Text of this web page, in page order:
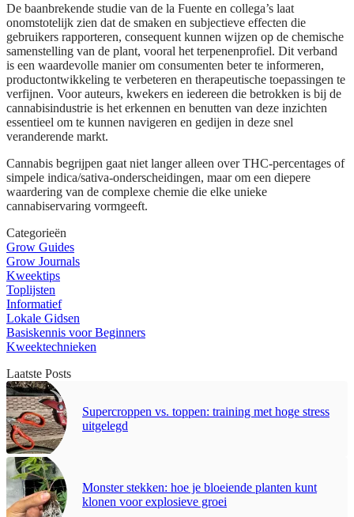
De baanbrekende studie van de la Fuente en collega’s laat
onomstotelijk zien dat de smaken en subjectieve effecten die
gebruikers rapporteren, consequent kunnen wijzen op de chemische
samenstelling van de plant, vooral het terpenenprofiel. Dit verband
is een waardevolle manier om consumenten beter te informeren,
productontwikkeling te verbeteren en therapeutische toepassingen te
verfijnen. Voor auteurs, kwekers en iedereen die betrokken is bij de
cannabisindustrie is het erkennen en benutten van deze inzichten
essentieel om te kunnen navigeren en gedijen in deze snel
veranderende markt.
Cannabis begrijpen gaat niet langer alleen over THC-percentages of
simpele indica/sativa-onderscheidingen, maar om een diepere
waardering van de complexe chemie die elke unieke
cannabiservaring vormgeeft.
Categorieën
Grow Guides
Grow Journals
Kweektips
Toplijsten
Informatief
Lokale Gidsen
Basiskennis voor Beginners
Kweektechnieken
Laatste Posts
Supercroppen vs. toppen: training met hoge stress
uitgelegd
Monster stekken: hoe je bloeiende planten kunt
klonen voor explosieve groei